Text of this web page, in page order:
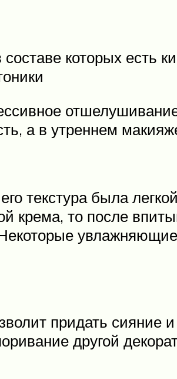
которых есть
а в утреннем
текстура была
то после
придать сияние и
другой